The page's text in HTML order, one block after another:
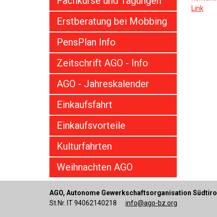
Erstberatung bei Mobbing
PensPlan Info
Zeitschrift AGO - Info
AGO - Jahreskalender
Einkaufsfahrt
Einkaufsvorteile
Kulturfahrten
Weihnachten AGO
Link
AGO, Autonome Gewerkschaftsorganisation
St.Nr. IT 94062140218
info@ago-bz.org